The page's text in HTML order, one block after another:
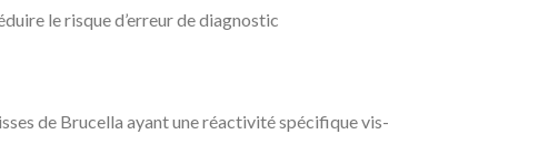
le risque d’erreur de diagnostic
de Brucella ayant une réactivité spécifique vis-